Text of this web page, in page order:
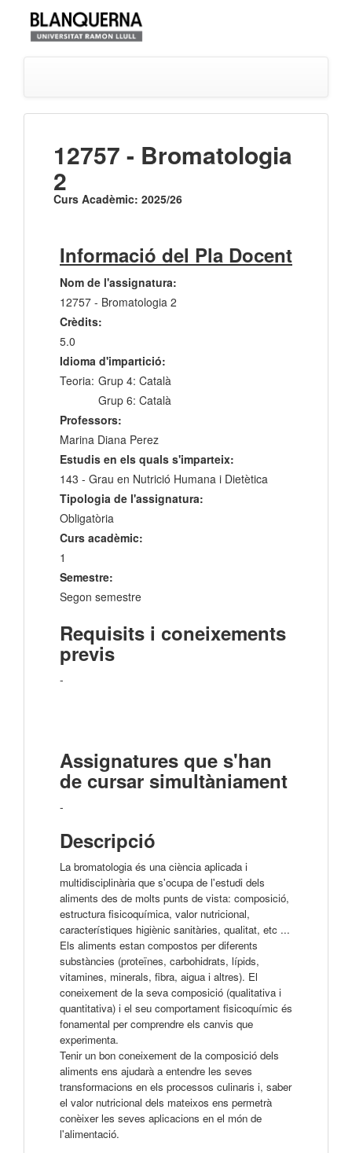
12757 - Bromatologia
2
Curs Acadèmic: 2025/26
Informació del Pla Docent
Nom de l'assignatura:
12757 - Bromatologia 2
Crèdits:
5.0
Idioma d'impartició:
Teoria: Grup 4: Català
Grup 6: Català
Professors:
Marina Diana Perez
Estudis en els quals s'imparteix:
143 - Grau en Nutrició Humana i Dietètica
Tipologia de l'assignatura:
Obligatòria
Curs acadèmic:
1
Semestre:
Segon semestre
Requisits i coneixements
previs
-
Assignatures que s'han
de cursar simultàniament
-
Descripció
La bromatologia és una ciència aplicada i
multidisciplinària que s'ocupa de l'estudi dels
aliments des de molts punts de vista: composició,
estructura fisicoquímica, valor nutricional,
característiques higiènic sanitàries, qualitat, etc ...
Els aliments estan compostos per diferents
substàncies (proteïnes, carbohidrats, lípids,
vitamines, minerals, fibra, aigua i altres). El
coneixement de la seva composició (qualitativa i
quantitativa) i el seu comportament fisicoquímic és
fonamental per comprendre els canvis que
experimenta.
Tenir un bon coneixement de la composició dels
aliments ens ajudarà a entendre les seves
transformacions en els processos culinaris i, saber
el valor nutricional dels mateixos ens permetrà
conèixer les seves aplicacions en el món de
l'alimentació.